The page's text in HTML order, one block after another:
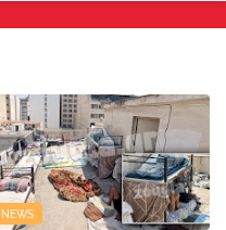
NEWS